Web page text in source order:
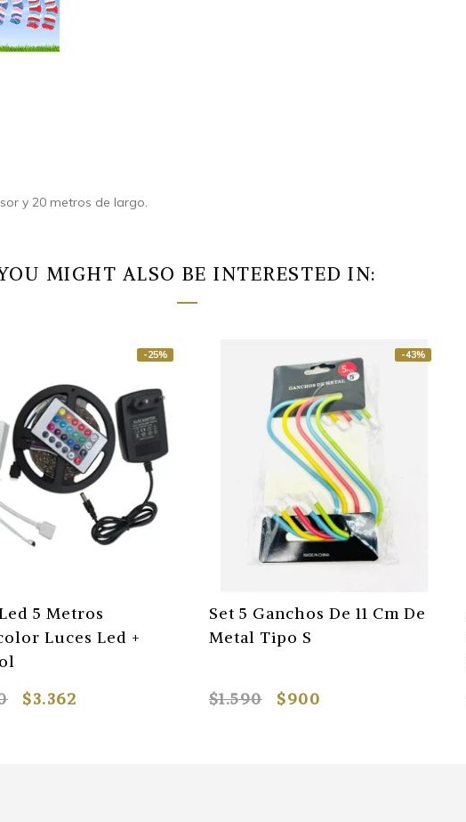
y 20 metros de largo.
MIGHT ALSO BE INTERESTED IN:
-25%
5 Metros
Luces Led +
$3.362
-43%
Set 5 Ganchos De 11 Cm De
Metal Tipo S
$1.590 $900